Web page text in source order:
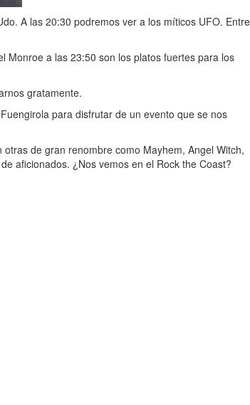
A las 20:30 podremos ver a los míticos UFO. Entre
Monroe a las 23:50 son los platos fuertes para los
gratamente.
para disfrutar de un evento que se nos
de gran renombre como Mayhem, Angel Witch,
aficionados. ¿Nos vemos en el Rock the Coast?